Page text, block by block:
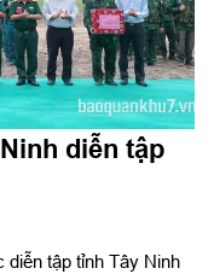
diễn tập
diễn tập tỉnh Tây Ninh